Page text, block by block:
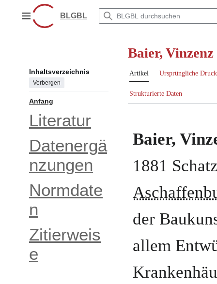
springenHauptmenüBLGBL
Inhaltsverzeichnis
Verbergen
Anfang
Literatur
Datenergä
nzungen
Normdate
n
Zitierweis
e
Baier,
Artikel Ursprüngliche
Strukturierte Daten
Baier,
1881
der
allem